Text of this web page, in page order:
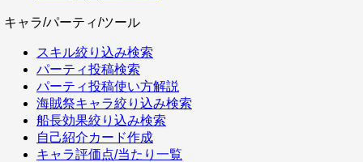
キャラ/パーティ/ツール
スキル絞り込み検索
パーティ投稿検索
パーティ投稿使い方解説
海賊祭キャラ絞り込み検索
船長効果絞り込み検索
自己紹介カード作成
キャラ評価点/当たり一覧